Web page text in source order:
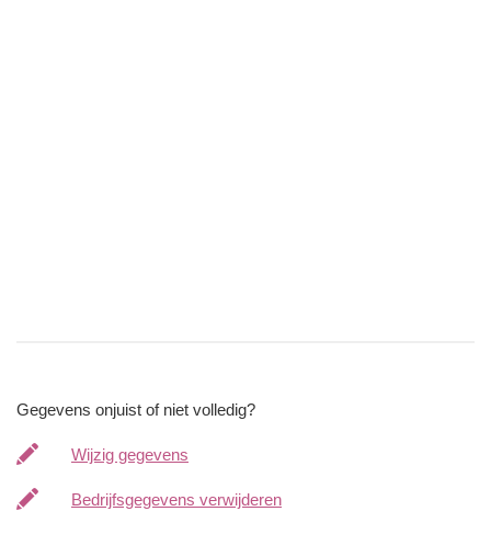
Gegevens onjuist of niet volledig?
Wijzig gegevens
Bedrijfsgegevens verwijderen